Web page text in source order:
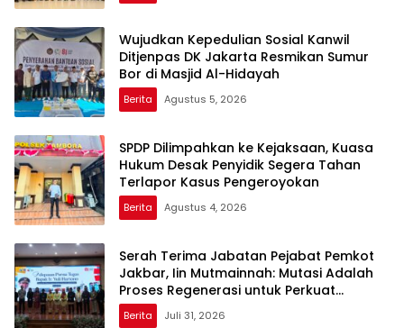
Wujudkan Kepedulian Sosial Kanwil
Ditjenpas DK Jakarta Resmikan Sumur
Bor di Masjid Al-Hidayah
Berita Agustus 5, 2026
SPDP Dilimpahkan ke Kejaksaan, Kuasa
Hukum Desak Penyidik Segera Tahan
Terlapor Kasus Pengeroyokan
Berita Agustus 4, 2026
Serah Terima Jabatan Pejabat Pemkot
Jakbar, Iin Mutmainnah: Mutasi Adalah
Proses Regenerasi untuk Perkuat
Pelayanan Publik
Berita Juli 31, 2026